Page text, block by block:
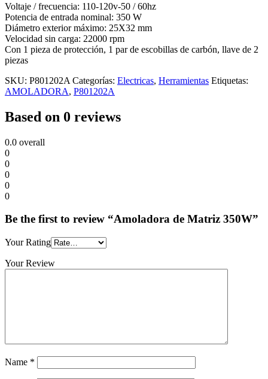
Voltaje / frecuencia: 110-120v-50 / 60hz
Potencia de entrada nominal: 350 W
Diámetro exterior máximo: 25X32 mm
Velocidad sin carga: 22000 rpm
Con 1 pieza de protección, 1 par de escobillas de carbón, llave de 2
piezas
SKU: P801202A Categorías: Electricas, Herramientas Etiquetas:
AMOLADORA, P801202A
Based on 0 reviews
0.0 overall
0
0
0
0
0
Be the first to review “Amoladora de Matriz 350W”
Your Rating
Your Review
Name *